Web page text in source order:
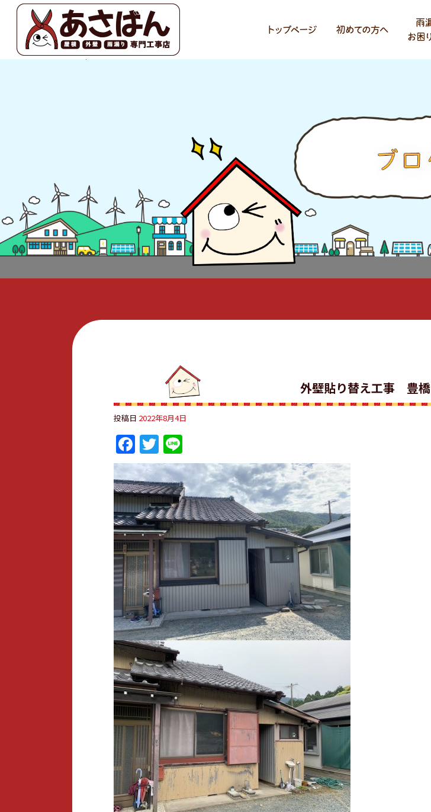
外壁貼り替え工事 豊橋|あさばん
外壁貼り替え工事 豊橋
投稿日 2022年8月4日
Facebook
Twitter